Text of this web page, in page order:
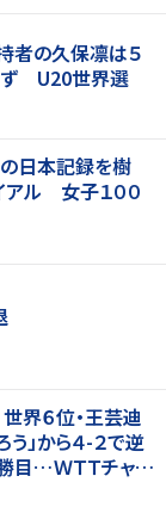
者の久保凛は５
ず U20世界選
の日本記録を樹
ル 女子１００
界６位・王芸迪
」から４-２で逆
…ＷＴＴチャン